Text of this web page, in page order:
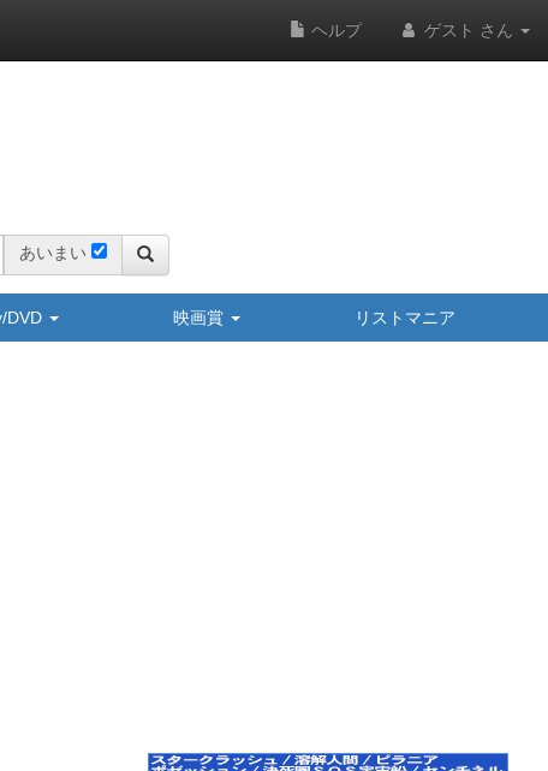
ヘルプ ゲスト さん
あいまい
DVD 映画賞 リストマニア